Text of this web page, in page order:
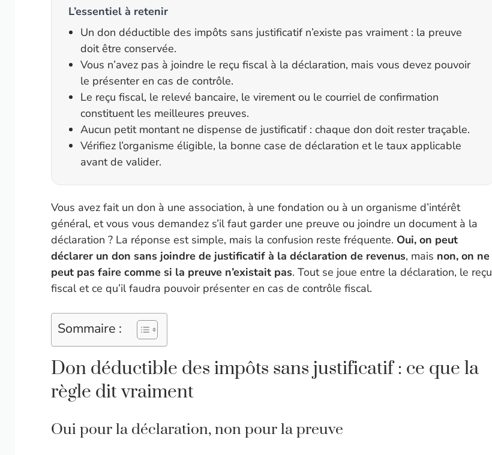
L’essentiel à retenir
Un don déductible des impôts sans justificatif n’existe pas vraiment : la preuve
doit être conservée.
Vous n’avez pas à joindre le reçu fiscal à la déclaration, mais vous devez pouvoir
le présenter en cas de contrôle.
Le reçu fiscal, le relevé bancaire, le virement ou le courriel de confirmation
constituent les meilleures preuves.
Aucun petit montant ne dispense de justificatif : chaque don doit rester traçable.
Vérifiez l’organisme éligible, la bonne case de déclaration et le taux applicable
avant de valider.
Vous avez fait un don à une association, à une fondation ou à un organisme d’intérêt
général, et vous vous demandez s’il faut garder une preuve ou joindre un document à la
déclaration ? La réponse est simple, mais la confusion reste fréquente. Oui, on peut
déclarer un don sans joindre de justificatif à la déclaration de revenus, mais non, on ne
peut pas faire comme si la preuve n’existait pas. Tout se joue entre la déclaration, le reçu
fiscal et ce qu’il faudra pouvoir présenter en cas de contrôle fiscal.
Sommaire :
Don déductible des impôts sans justificatif : ce que la
règle dit vraiment
Oui pour la déclaration, non pour la preuve